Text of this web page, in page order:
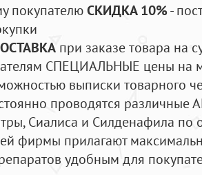
покупателюСКИДКА 10%-
при заказе товара на
СПЕЦИАЛЬНЫЕ цены на
выписки товарного
проводятся
Сиалиса и Силденафила по
фирмы прилагают
удобным для